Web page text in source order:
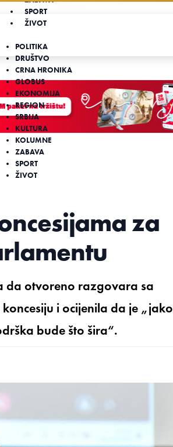
SPORT
ŽIVOT
POLITIKA
DRUŠTVO
CRNA HRONIKA
GLOBUS
EKONOMIJA
REGION
SRBIJA
KULTURA
KOLUMNE
ZABAVA
SPORT
ŽIVOT
za
da otvoreno razgovara sa
i ocijenila da je „jako
bude što šira“.